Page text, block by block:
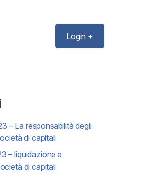
Login +
– La responsabilità degli
di capitali
– liquidazione e
di capitali